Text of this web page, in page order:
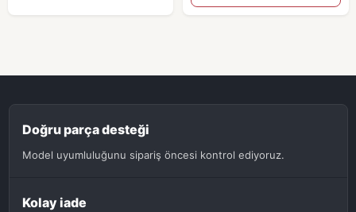
Doğru parça desteği
Model uyumluluğunu sipariş öncesi kontrol ediyoruz.
Kolay iade